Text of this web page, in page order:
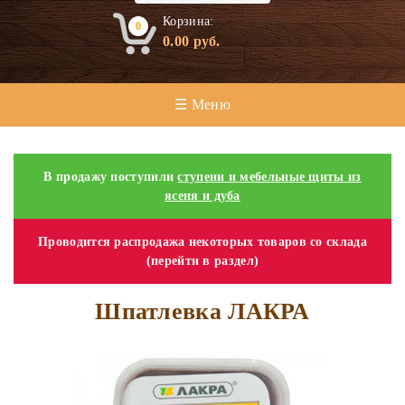
0 Корзина:
0.00руб.
☰ Меню
В продажу поступилиступени и мебельные щиты из
ясеня и дуба
Проводится распродажа некоторых товаров со склада
(перейти в раздел)
Шпатлевка ЛАКРА